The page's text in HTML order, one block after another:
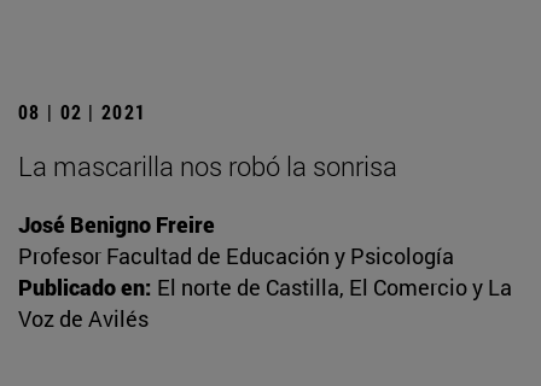
08 | 02 | 2021
La mascarilla nos robó la sonrisa
José Benigno Freire
Profesor Facultad de Educación y Psicología
Publicado en: El norte de Castilla, El Comercio y La
Voz de Avilés